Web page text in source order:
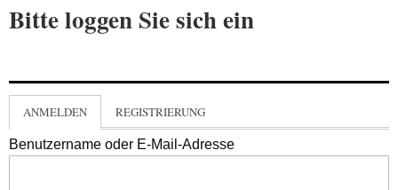
Bitte loggen Sie sich ein
ANMELDEN REGISTRIERUNG
Benutzername oder E-Mail-Adresse